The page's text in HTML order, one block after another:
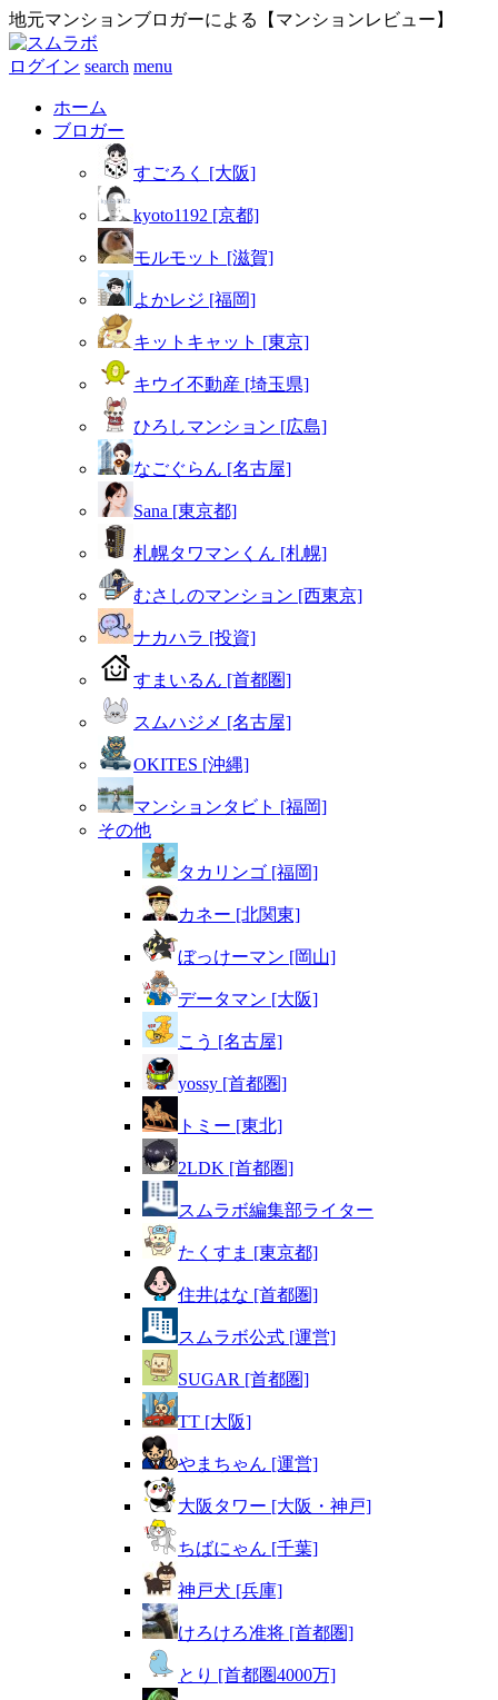
地元マンションブロガーによる【マンションレビュー】
ログイン search menu
ホーム
ブロガー
すごろく [大阪]
kyoto1192 [京都]
モルモット [滋賀]
よかレジ [福岡]
キットキャット [東京]
キウイ不動産 [埼玉県]
ひろしマンション [広島]
なごぐらん [名古屋]
Sana [東京都]
札幌タワマンくん [札幌]
むさしのマンション [西東京]
ナカハラ [投資]
すまいるん [首都圏]
スムハジメ [名古屋]
OKITES [沖縄]
マンションタビト [福岡]
その他
タカリンゴ [福岡]
カネー [北関東]
ぼっけーマン [岡山]
データマン [大阪]
こう [名古屋]
yossy [首都圏]
トミー [東北]
2LDK [首都圏]
スムラボ編集部ライター
たくすま [東京都]
住井はな [首都圏]
スムラボ公式 [運営]
SUGAR [首都圏]
TT [大阪]
やまちゃん [運営]
大阪タワー [大阪・神戸]
ちばにゃん [千葉]
神戸犬 [兵庫]
けろけろ准将 [首都圏]
とり [首都圏4000万]